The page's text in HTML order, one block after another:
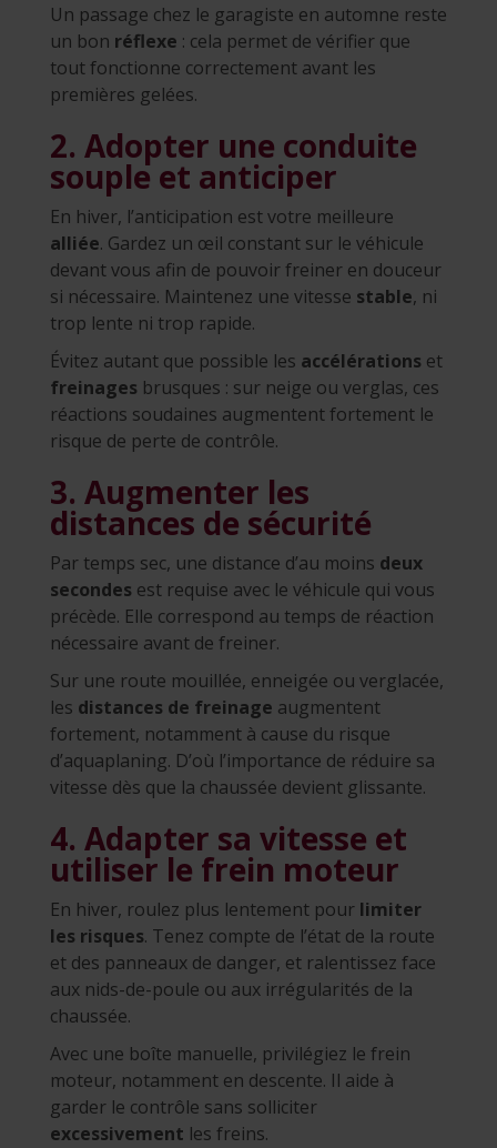
Un passage chez le garagiste en automne reste
un bon réflexe : cela permet de vérifier que
tout fonctionne correctement avant les
premières gelées.
2. Adopter une conduite
souple et anticiper
En hiver, l’anticipation est votre meilleure
alliée. Gardez un œil constant sur le véhicule
devant vous afin de pouvoir freiner en douceur
si nécessaire. Maintenez une vitesse stable, ni
trop lente ni trop rapide.
Évitez autant que possible les accélérations et
freinages brusques : sur neige ou verglas, ces
réactions soudaines augmentent fortement le
risque de perte de contrôle.
3. Augmenter les
distances de sécurité
Par temps sec, une distance d’au moins deux
secondes est requise avec le véhicule qui vous
précède. Elle correspond au temps de réaction
nécessaire avant de freiner.
Sur une route mouillée, enneigée ou verglacée,
les distances de freinage augmentent
fortement, notamment à cause du risque
d’aquaplaning. D’où l’importance de réduire sa
vitesse dès que la chaussée devient glissante.
4. Adapter sa vitesse et
utiliser le frein moteur
En hiver, roulez plus lentement pour limiter
les risques. Tenez compte de l’état de la route
et des panneaux de danger, et ralentissez face
aux nids-de-poule ou aux irrégularités de la
chaussée.
Avec une boîte manuelle, privilégiez le frein
moteur, notamment en descente. Il aide à
garder le contrôle sans solliciter
excessivement les freins.